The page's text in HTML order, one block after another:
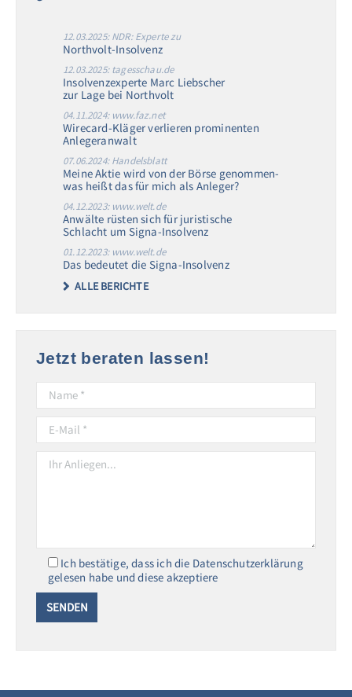
12.03.2025: NDR: Experte zu
Northvolt-Insolvenz
12.03.2025: tagesschau.de
Insolvenzexperte Marc Liebscher
zur Lage bei Northvolt
04.11.2024: www.faz.net
Wirecard-Kläger verlieren prominenten
Anlegeranwalt
07.06.2024: Handelsblatt
Meine Aktie wird von der Börse genommen-
was heißt das für mich als Anleger?
04.12.2023: www.welt.de
Anwälte rüsten sich für juristische
Schlacht um Signa-Insolvenz
01.12.2023: www.welt.de
Das bedeutet die Signa-Insolvenz
ALLE BERICHTE
Jetzt beraten lassen!
Ich bestätige, dass ich die Datenschutzerklärung
gelesen habe und diese akzeptiere